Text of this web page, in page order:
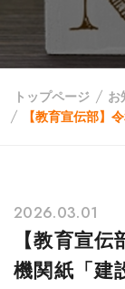
トップページ
お
【教育宣伝部】
2026.03.01
【教育宣
機関紙「建